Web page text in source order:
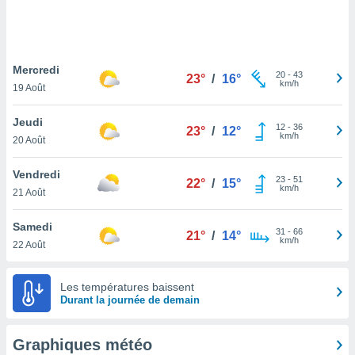
pas
de
cas,
que
sur le
et que
Mercredi
19 Août
23° / 16° 20- 43
km/h
Jeudi
20 Août
23° / 12° 12- 36
km/h
Vendredi
21 Août
22° / 15° 23- 51
km/h
Samedi
22 Août
21° / 14° 31 - 66
km/h
Les températures baissent
Durant la journée de demain
Graphiques météo